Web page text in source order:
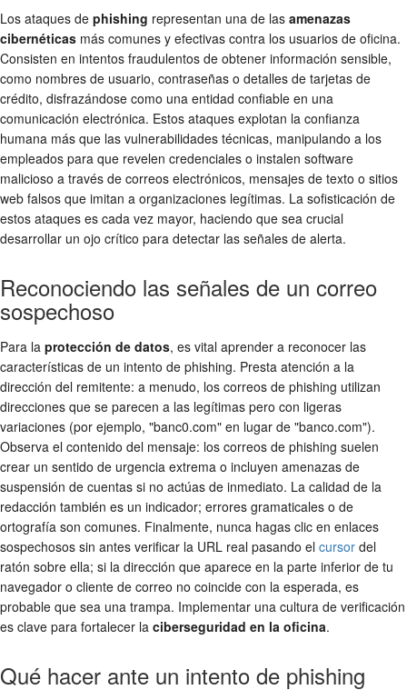
Los ataques de phishing representan una de las amenazas
cibernéticas más comunes y efectivas contra los usuarios de oficina.
Consisten en intentos fraudulentos de obtener información sensible,
como nombres de usuario, contraseñas o detalles de tarjetas de
crédito, disfrazándose como una entidad confiable en una
comunicación electrónica. Estos ataques explotan la confianza
humana más que las vulnerabilidades técnicas, manipulando a los
empleados para que revelen credenciales o instalen software
malicioso a través de correos electrónicos, mensajes de texto o sitios
web falsos que imitan a organizaciones legítimas. La sofisticación de
estos ataques es cada vez mayor, haciendo que sea crucial
desarrollar un ojo crítico para detectar las señales de alerta.
Reconociendo las señales de un correo
sospechoso
Para la protección de datos, es vital aprender a reconocer las
características de un intento de phishing. Presta atención a la
dirección del remitente: a menudo, los correos de phishing utilizan
direcciones que se parecen a las legítimas pero con ligeras
variaciones (por ejemplo, "banc0.com" en lugar de "banco.com").
Observa el contenido del mensaje: los correos de phishing suelen
crear un sentido de urgencia extrema o incluyen amenazas de
suspensión de cuentas si no actúas de inmediato. La calidad de la
redacción también es un indicador; errores gramaticales o de
ortografía son comunes. Finalmente, nunca hagas clic en enlaces
sospechosos sin antes verificar la URL real pasando el cursor del
ratón sobre ella; si la dirección que aparece en la parte inferior de tu
navegador o cliente de correo no coincide con la esperada, es
probable que sea una trampa. Implementar una cultura de verificación
es clave para fortalecer la ciberseguridad en la oficina.
Qué hacer ante un intento de phishing